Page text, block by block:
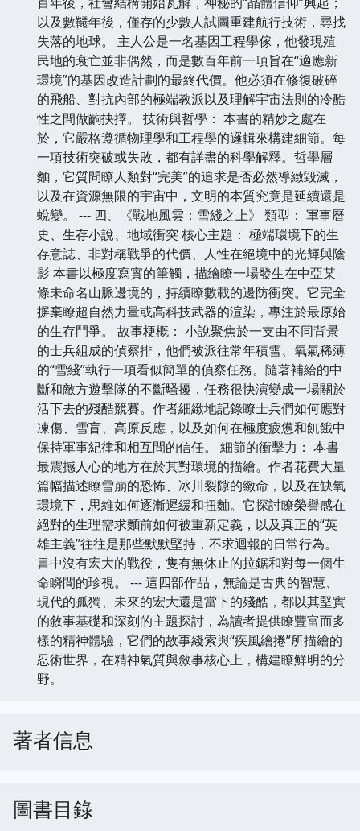
以及數韆年後，僅存的少數人試圖重建航行技術，尋找
失落的地球。 主人公是一名基因工程學傢，他發現殖
民地的衰亡並非偶然，而是數百年前一項旨在“適應新
環境”的基因改造計劃的最終代價。他必須在修復破碎
的飛船、對抗內部的極端教派以及理解宇宙法則的冷酷
性之間做齣抉擇。 技術與哲學： 本書的精妙之處在
於，它嚴格遵循物理學和工程學的邏輯來構建細節。每
一項技術突破或失敗，都有詳盡的科學解釋。哲學層
麵，它質問瞭人類對“完美”的追求是否必然導緻毀滅，
以及在資源無限的宇宙中，文明的本質究竟是延續還是
蛻變。 --- 四、《戰地風雲：雪綫之上》 類型： 軍事曆
史、生存小說、地域衝突 核心主題： 極端環境下的生
存意誌、非對稱戰爭的代價、人性在絕境中的光輝與陰
影 本書以極度寫實的筆觸，描繪瞭一場發生在中亞某
條未命名山脈邊境的，持續瞭數載的邊防衝突。它完全
摒棄瞭超自然力量或高科技武器的渲染，專注於最原始
的生存鬥爭。 故事梗概： 小說聚焦於一支由不同背景
的士兵組成的偵察排，他們被派往常年積雪、氧氣稀薄
的“雪綫”執行一項看似簡單的偵察任務。隨著補給的中
斷和敵方遊擊隊的不斷騷擾，任務很快演變成一場關於
活下去的殘酷競賽。作者細緻地記錄瞭士兵們如何應對
凍傷、雪盲、高原反應，以及如何在極度疲憊和飢餓中
保持軍事紀律和相互間的信任。 細節的衝擊力： 本書
最震撼人心的地方在於其對環境的描繪。作者花費大量
篇幅描述瞭雪崩的恐怖、冰川裂隙的緻命，以及在缺氧
環境下，思維如何逐漸遲緩和扭麯。它探討瞭榮譽感在
絕對的生理需求麵前如何被重新定義，以及真正的“英
雄主義”往往是那些默默堅持，不求迴報的日常行為。
書中沒有宏大的戰役，隻有無休止的拉鋸和對每一個生
命瞬間的珍視。 --- 這四部作品，無論是古典的智慧、
現代的孤獨、未來的宏大還是當下的殘酷，都以其堅實
的敘事基礎和深刻的主題探討，為讀者提供瞭豐富而多
樣的精神體驗，它們的故事綫索與“疾風繪捲”所描繪的
忍術世界，在精神氣質與敘事核心上，構建瞭鮮明的分
野。
著者信息
圖書目錄